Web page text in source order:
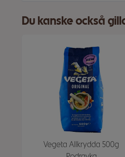
Du kanske också
Vegeta Allkrydda 500g